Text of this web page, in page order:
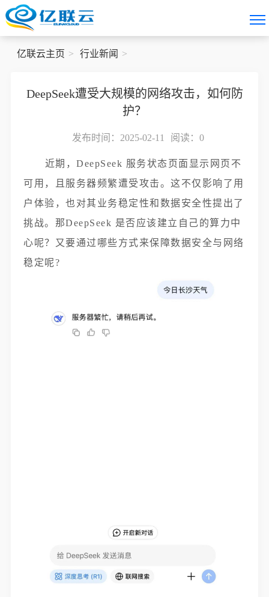
亿联云主页 行业新闻
DeepSeek遭受大规模的网络攻击，如何防
护？
发布时间：2025-02-11 阅读： 0
近期，DeepSeek 服务状态页面显示网页不
可用，且服务器频繁遭受攻击。这不仅影响了用
户体验，也对其业务稳定性和数据安全性提出了
挑战。那DeepSeek 是否应该建立自己的算力中
心呢？又要通过哪些方式来保障数据安全与网络
稳定呢?